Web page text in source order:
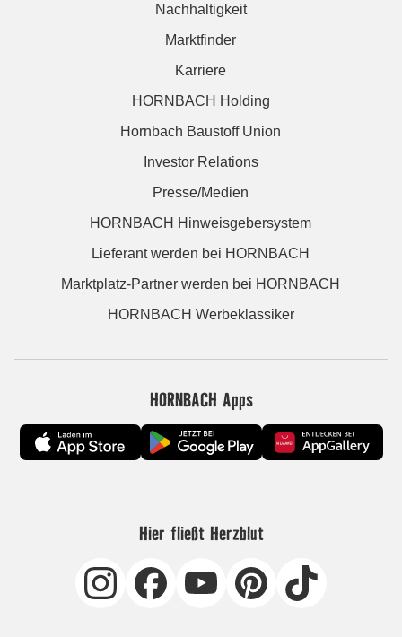
Nachhaltigkeit
Marktfinder
Karriere
HORNBACH Holding
Hornbach Baustoff Union
Investor Relations
Presse/Medien
HORNBACH Hinweisgebersystem
Lieferant werden bei HORNBACH
Marktplatz-Partner werden bei HORNBACH
HORNBACH Werbeklassiker
HORNBACH Apps
Hier fließt Herzblut